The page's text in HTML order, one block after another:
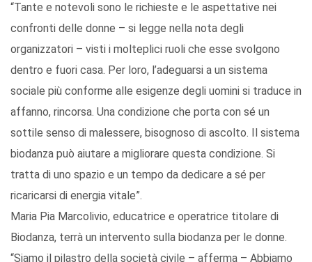
“Tante e notevoli sono le richieste e le aspettative nei
confronti delle donne – si legge nella nota degli
organizzatori – visti i molteplici ruoli che esse svolgono
dentro e fuori casa. Per loro, l’adeguarsi a un sistema
sociale più conforme alle esigenze degli uomini si traduce in
affanno, rincorsa. Una condizione che porta con sé un
sottile senso di malessere, bisognoso di ascolto. Il sistema
biodanza può aiutare a migliorare questa condizione. Si
tratta di uno spazio e un tempo da dedicare a sé per
ricaricarsi di energia vitale”.
Maria Pia Marcolivio, educatrice e operatrice titolare di
Biodanza, terrà un intervento sulla biodanza per le donne.
“Siamo il pilastro della società civile – afferma – Abbiamo